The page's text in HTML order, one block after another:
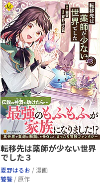
転移先は薬師が少ない世界
でした３
夏野はるお / 漫画
饕餮 / 原作